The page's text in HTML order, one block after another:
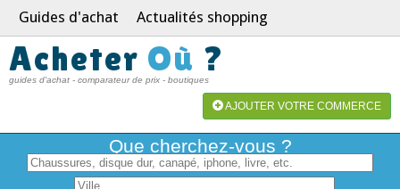
Guides d'achat Actualités shopping
Acheter Où ?
guides d'achat - comparateur de prix - boutiques
AJOUTER VOTRE COMMERCE
Que cherchez-vous ?